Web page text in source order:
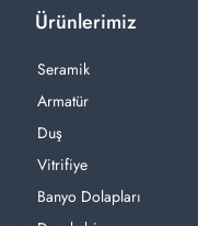
Ürünlerimiz
Seramik
Armatür
Duş
Vitrifiye
Banyo Dolapları